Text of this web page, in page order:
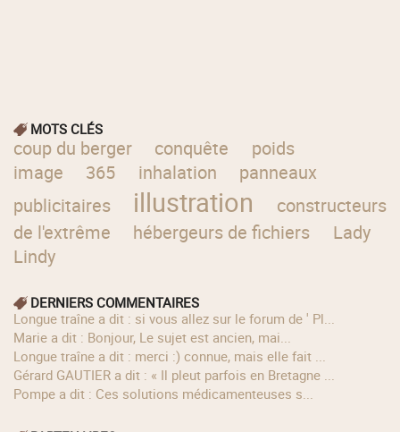
MOTS CLÉS
coup du berger conquête
poids
image
365 inhalation
panneaux
publicitaires
illustration
constructeurs
de l'extrême
hébergeurs de fichiers
Lady
Lindy
DERNIERS COMMENTAIRES
longue traîne a dit : si vous allez sur le forum de ' Pl...
Marie a dit : Bonjour, Le sujet est ancien, mai...
longue traîne a dit : merci :) connue, mais elle fait ...
Gérard GAUTIER a dit : « Il pleut parfois en Bretagne ...
Pompe a dit : Ces solutions médicamenteuses s...